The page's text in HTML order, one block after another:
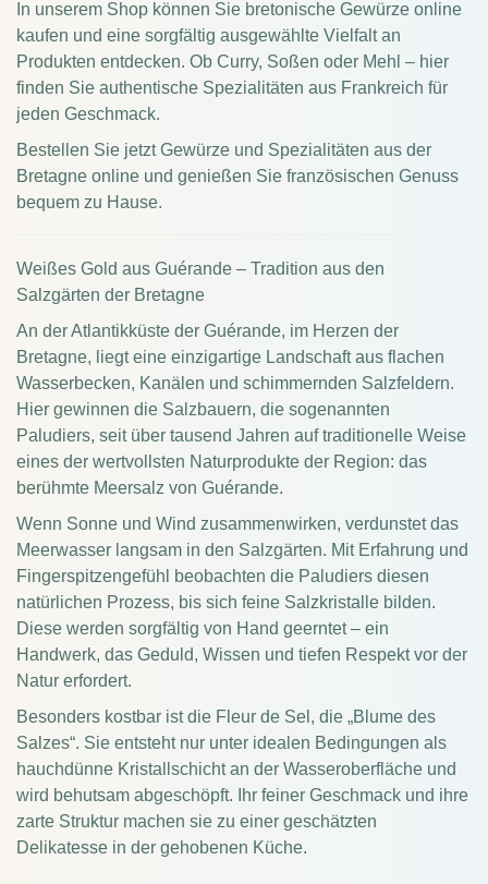
In unserem Shop können Sie bretonische Gewürze online
kaufen und eine sorgfältig ausgewählte Vielfalt an
Produkten entdecken. Ob Curry, Soßen oder Mehl – hier
finden Sie authentische Spezialitäten aus Frankreich für
jeden Geschmack.
Bestellen Sie jetzt Gewürze und Spezialitäten aus der
Bretagne online und genießen Sie französischen Genuss
bequem zu Hause.
Weißes Gold aus Guérande – Tradition aus den
Salzgärten der Bretagne
An der Atlantikküste der Guérande, im Herzen der
Bretagne, liegt eine einzigartige Landschaft aus flachen
Wasserbecken, Kanälen und schimmernden Salzfeldern.
Hier gewinnen die Salzbauern, die sogenannten
Paludiers, seit über tausend Jahren auf traditionelle Weise
eines der wertvollsten Naturprodukte der Region: das
berühmte Meersalz von Guérande.
Wenn Sonne und Wind zusammenwirken, verdunstet das
Meerwasser langsam in den Salzgärten. Mit Erfahrung und
Fingerspitzengefühl beobachten die Paludiers diesen
natürlichen Prozess, bis sich feine Salzkristalle bilden.
Diese werden sorgfältig von Hand geerntet – ein
Handwerk, das Geduld, Wissen und tiefen Respekt vor der
Natur erfordert.
Besonders kostbar ist die Fleur de Sel, die „Blume des
Salzes“. Sie entsteht nur unter idealen Bedingungen als
hauchdünne Kristallschicht an der Wasseroberfläche und
wird behutsam abgeschöpft. Ihr feiner Geschmack und ihre
zarte Struktur machen sie zu einer geschätzten
Delikatesse in der gehobenen Küche.